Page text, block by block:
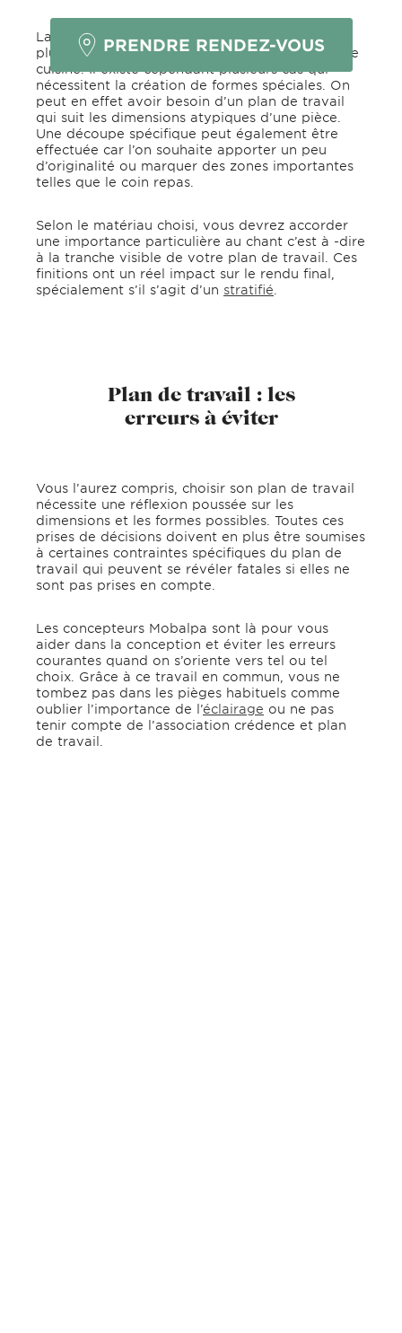
PRENDRE RENDEZ-VOUS
La forme du plan de travail s’adapte dans la
plupart des cas à l’implantation choisie de votre
cuisine. Il existe cependant plusieurs cas qui
nécessitent la création de formes spéciales. On
peut en effet avoir besoin d’un plan de travail
qui suit les dimensions atypiques d’une pièce.
Une découpe spécifique peut également être
effectuée car l’on souhaite apporter un peu
d’originalité ou marquer des zones importantes
telles que le coin repas.
Selon le matériau choisi, vous devrez accorder
une importance particulière au chant c’est à -dire
à la tranche visible de votre plan de travail. Ces
finitions ont un réel impact sur le rendu final,
spécialement s’il s’agit d’un stratifié
Plan de travail : les
erreurs à éviter
Vous l’aurez compris, choisir son plan de travail
nécessite une réflexion poussée sur les
dimensions et les formes possibles. Toutes ces
prises de décisions doivent en plus être soumises
à certaines contraintes spécifiques du plan de
travail qui peuvent se révéler fatales si elles ne
sont pas prises en compte.
Les concepteurs Mobalpa sont là pour vous
aider dans la conception et éviter les erreurs
courantes quand on s’oriente vers tel ou tel
choix. Grâce à ce travail en commun, vous ne
tombez pas dans les pièges habituels comme
oublier l’importance de l’éclairage ou ne pas
tenir compte de l’association crédence et plan
de travail.